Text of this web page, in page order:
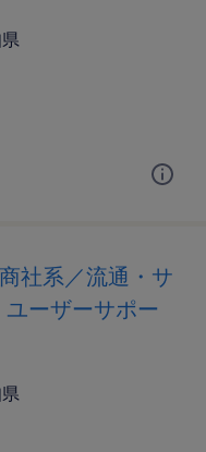
社系／流通・サ
ーザーサポー